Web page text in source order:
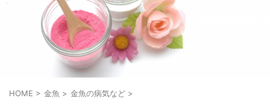
HOME > 金魚 > 金魚の病気など >